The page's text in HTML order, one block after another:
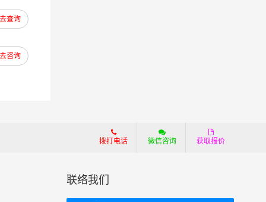
查询
咨询
拨打电话 微信咨询 获取报价
联络我们